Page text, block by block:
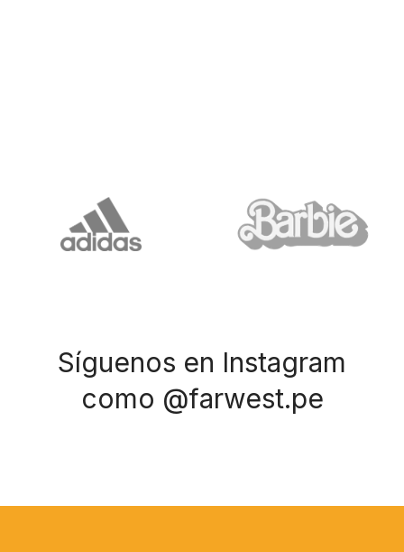
Síguenos en Instagram
como @farwest.pe